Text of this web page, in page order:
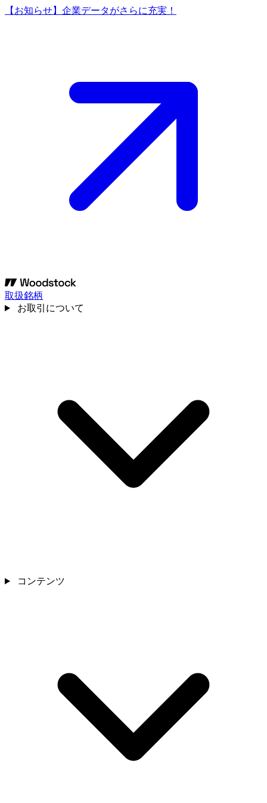
【お知らせ】企業データがさらに充実！
取扱銘柄
お取引について
コンテンツ